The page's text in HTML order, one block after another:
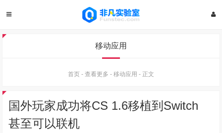
移动应用
首页 - 查看更多 - 移动应用 - 正文
国外玩家成功将CS 1.6移植到Switch
甚至可以联机